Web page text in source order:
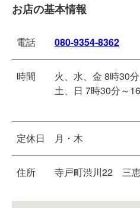
お店の基本情報
電話 080-9354-8362
時間
火、水、金 8時30
土、日 7時30分～
定休日 月・木
住所 寺戸町渋川22 三